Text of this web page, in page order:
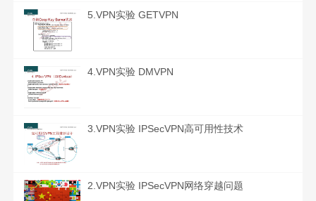
5.VPN实验 GETVPN
4.VPN实验 DMVPN
3.VPN实验 IPSecVPN高可用性技术
2.VPN实验 IPSecVPN网络穿越问题